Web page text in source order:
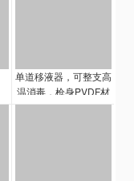
单道移液器，可整支高
温消毒，枪身PVDF材
料，长时间紫外照射不